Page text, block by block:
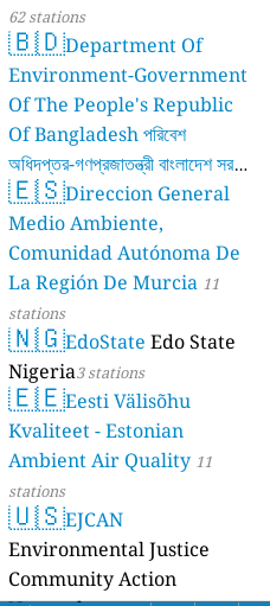
62 stations
🇧🇩Department Of
Environment-Government
Of The People's Republic
Of Bangladesh পরিবেশ
অধিদপ্তর-গণপ্রজাতন্ত্রী বাংলাদেশ সরকার
17 stations
🇪🇸Direccion General
Medio Ambiente,
Comunidad Autónoma De
La Región De Murcia 11
stations
🇳🇬EdoState Edo State
Nigeria3 stations
🇪🇪Eesti Välisõhu
Kvaliteet - Estonian
Ambient Air Quality 11
stations
🇺🇸EJCAN
Environmental Justice
Community Action